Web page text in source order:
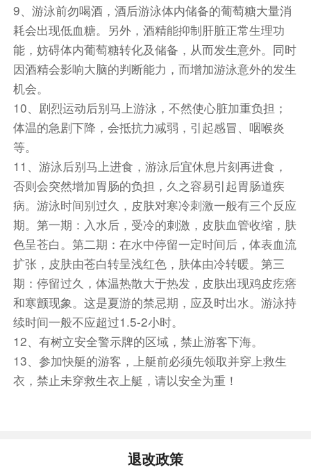
午餐后结束行程，乘车返回广州温馨的家！统一越
秀公园散团（以导游最终通知为准！）。
**************以上行程仅供参考，一切安排视实际
情况我社导游安排为准**********
早餐：已含
中餐：已含
晚餐：敬请自理
住宿
敬请自理
9、游泳前勿喝酒，酒后游泳体内储备的葡萄糖大量消
耗会出现低血糖。另外，酒精能抑制肝脏正常生理功
能，妨碍体内葡萄糖转化及储备，从而发生意外。同时
因酒精会影响大脑的判断能力，而增加游泳意外的发生
机会。
10、剧烈运动后别马上游泳，不然使心脏加重负担；
体温的急剧下降，会抵抗力减弱，引起感冒、咽喉炎
等。
11、游泳后别马上进食，游泳后宜休息片刻再进食，
否则会突然增加胃肠的负担，久之容易引起胃肠道疾
病。游泳时间别过久，皮肤对寒冷刺激一般有三个反应
期。第一期：入水后，受冷的刺激，皮肤血管收缩，肤
色呈苍白。第二期：在水中停留一定时间后，体表血流
扩张，皮肤由苍白转呈浅红色，肤体由冷转暖。第三
期：停留过久，体温热散大于热发，皮肤出现鸡皮疙瘩
和寒颤现象。这是夏游的禁忌期，应及时出水。游泳持
续时间一般不应超过1.5-2小时。
12、有树立安全警示牌的区域，禁止游客下海。
13、参加快艇的游客，上艇前必须先领取并穿上救生
衣，禁止未穿救生衣上艇，请以安全为重！
退改政策